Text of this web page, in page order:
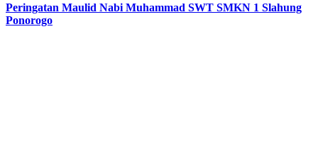
Peringatan Maulid Nabi Muhammad SWT SMKN 1 Slahung
Ponorogo